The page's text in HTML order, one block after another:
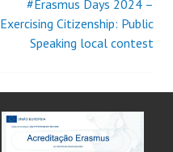
#Erasmus Days 2024 –
Exercising Citizenship: Public
Speaking local contest